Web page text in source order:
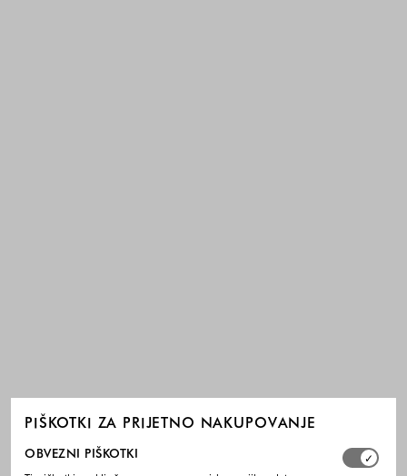
PIŠKOTKI ZA PRIJETNO NAKUPOVANJE
Izberite, katere skupine piškotkov dovolite. Obvezni
OBVEZNI PIŠKOTKI